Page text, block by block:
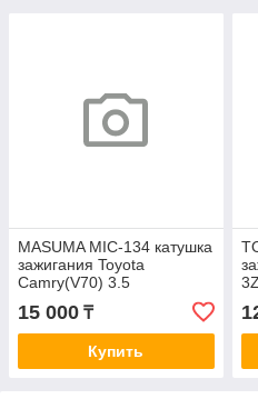
MASUMA MIC-134 катушка
зажигания Toyota
Camry(V70) 3.5
Lexus RX350 15> 90919-
02280
15 000 ₸
Купить